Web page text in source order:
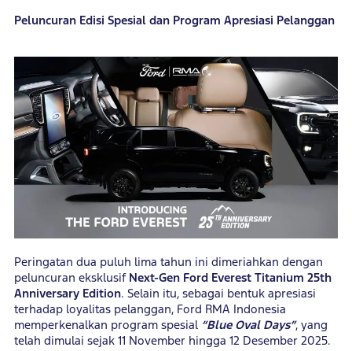
Peluncuran Edisi Spesial dan Program Apresiasi Pelanggan
Peringatan dua puluh lima tahun ini dimeriahkan dengan
peluncuran eksklusif Next-Gen Ford Everest Titanium 25th
Anniversary Edition. Selain itu, sebagai bentuk apresiasi
terhadap loyalitas pelanggan, Ford RMA Indonesia
memperkenalkan program spesial “Blue Oval Days”, yang
telah dimulai sejak 11 November hingga 12 Desember 2025.